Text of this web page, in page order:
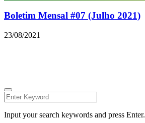
Boletim Mensal #07 (Julho 2021)
23/08/2021
Input your search keywords and press Enter.